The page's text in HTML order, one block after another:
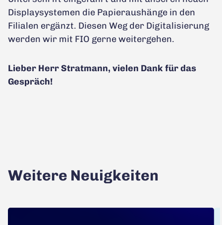
Displaysystemen die Papieraushänge in den
Filialen ergänzt. Diesen Weg der Digitalisierung
werden wir mit FIO gerne weitergehen.
Lieber Herr Stratmann, vielen Dank für das
Gespräch!
Weitere Neuigkeiten